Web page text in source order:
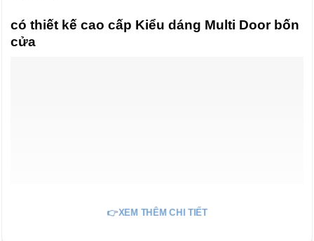
có thiết kế cao cấp Kiểu dáng Multi Door bốn
cửa
👉XEM THÊM CHI TIẾT